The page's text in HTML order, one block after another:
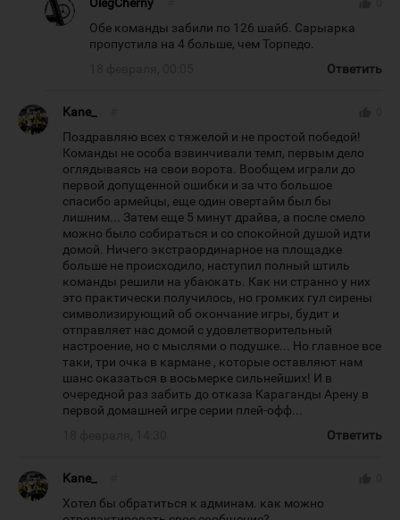
Обе команды забили по 126 шайб. Сарыарка
пропустила на 4 больше, чем Торпедо.
Ответить
Kane_
Поздравляю всех с тяжелой и не простой победой!
Команды не особа взвинчивали темп, первым дело
оглядываясь на свои ворота. Вообщем играли до
первой допущенной ошибки и за что большое
спасибо армейцы, еще один овертайм был бы
лишним... Затем еще 5 минут драйва, а после смело
можно было собираться и со спокойной душой идти
домой. Ничего экстраординарное на площадке
больше не происходило, наступил полный штиль
команды решили на убаюкать. Как ни странно у них
это практически получилось, но громких гул сирены
символизирующий об окончание игры, будит и
отправляет нас домой с удовлетворительный
настроение, но с мыслями о подушке... Но главное все
таки, три очка в кармане , которые оставляют нам
шанс оказаться в восьмерке сильнейших! И в
очередной раз забить до отказа Караганды Арену в
первой домашней игре серии плей-офф...
Ответить
Kane_
Хотел бы обратиться к админам. как можно